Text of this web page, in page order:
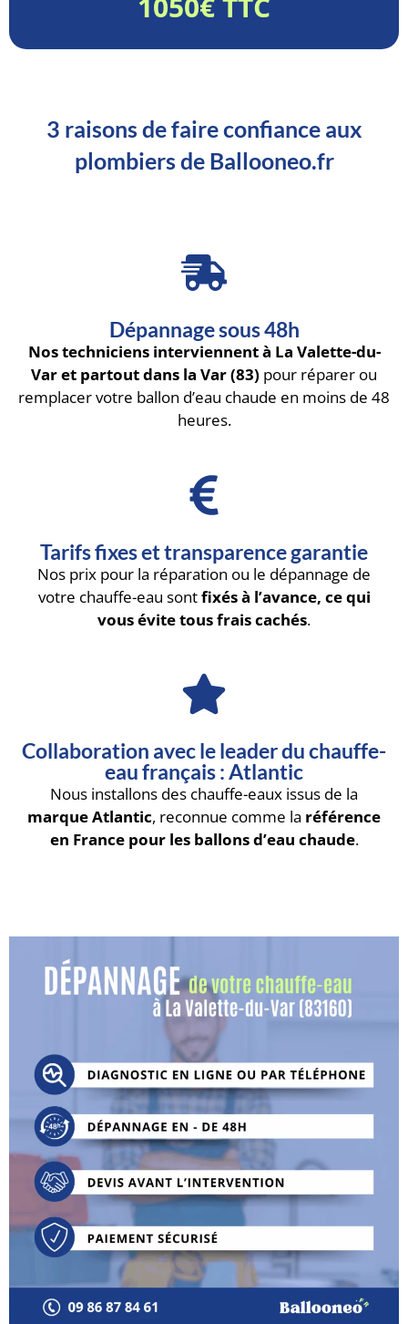
3 raisons de faire confiance aux
plombiers de Ballooneo.fr
Dépannage sous 48h
Nos techniciens interviennent à La Valette-du-
Var et partout dans la Var (83) pour réparer ou
remplacer votre ballon d’eau chaude en moins de 48
heures.
Tarifs fixes et transparence garantie
Nos prix pour la réparation ou le dépannage de
votre chauffe-eau sontfixés à l’avance, ce qui
vous évite tous frais cachés.
Collaboration avec le leader du chauffe-
eau français : Atlantic
Nous installons des chauffe-eaux issus de la
marque Atlantic, reconnue comme la référence
en France pour les ballons d’eau chaude.